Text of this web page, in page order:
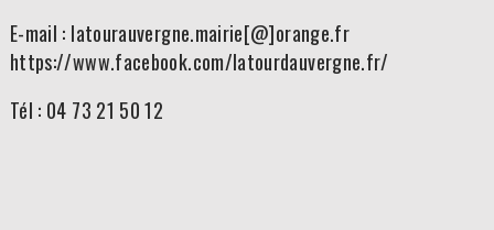
E-mail : latourauvergne.mairie[@]orange.fr
https://www.facebook.com/latourdauvergne.fr/
Tél : 04 73 21 50 12